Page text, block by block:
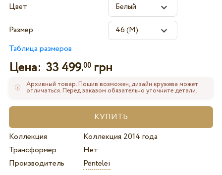
Цвет
Размер
Таблица размеров
Цена: 33 499.00грн
Архивный товар. Пошив возможен, дизайн кружева может
отличаться. Перед заказом обязательно уточните детали.
Коллекция
Коллекция 2014 года
Трансформер
Нет
Производитель
Pentelei